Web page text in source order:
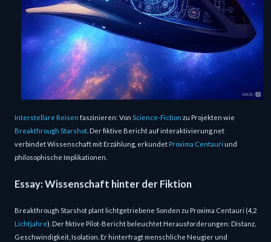
Interstellare Reisen faszinieren: Von Science-Fiction zu Projekten wie
Breakthrough Starshot . Der fiktive Bericht auf interaktivierung.net
verbindet Wissenschaft mit Erzählung, erkundetProxima Centauri und
philosophische Implikationen.
Essay: Wissenschaft hinter der Fiktion
Breakthrough Starshot plant lichtgetriebene Sonden zu Proxima Centauri (4,2
Lichtjahre). Der fiktive Pilot-Bericht beleuchtet Herausforderungen: Distanz,
Geschwindigkeit, Isolation. Er hinterfragt menschliche Neugier und